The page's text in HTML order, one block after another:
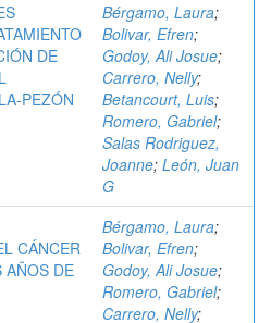
DE
PEZÓN
Bérgamo, Laura;
Bolivar, Efren;
Godoy, Ali Josue;
Carrero, Nelly;
Betancourt, Luis;
Romero, Gabriel;
Salas Rodriguez,
Joanne; León, Juan
G
CÁNCER
AÑOS DE
Bérgamo, Laura;
Bolivar, Efren;
Godoy, Ali Josue;
Romero, Gabriel;
Carrero, Nelly;